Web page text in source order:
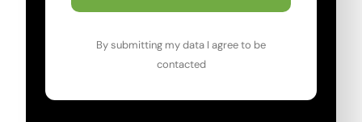
By submitting my data I agree to be
contacted